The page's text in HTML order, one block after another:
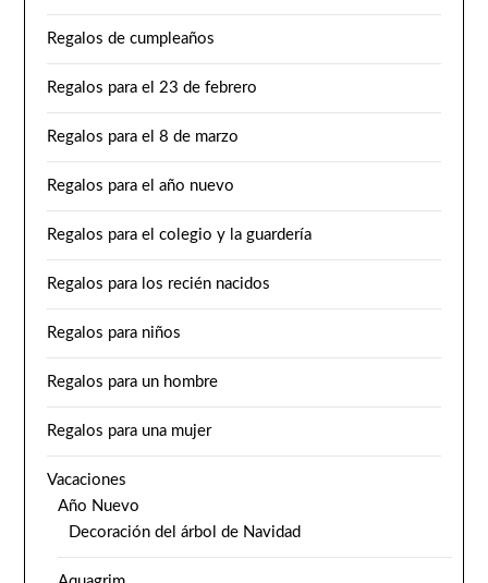
Regalos de cumpleaños
Regalos para el 23 de febrero
Regalos para el 8 de marzo
Regalos para el año nuevo
Regalos para el colegio y la guardería
Regalos para los recién nacidos
Regalos para niños
Regalos para un hombre
Regalos para una mujer
Vacaciones
Año Nuevo
Decoración del árbol de Navidad